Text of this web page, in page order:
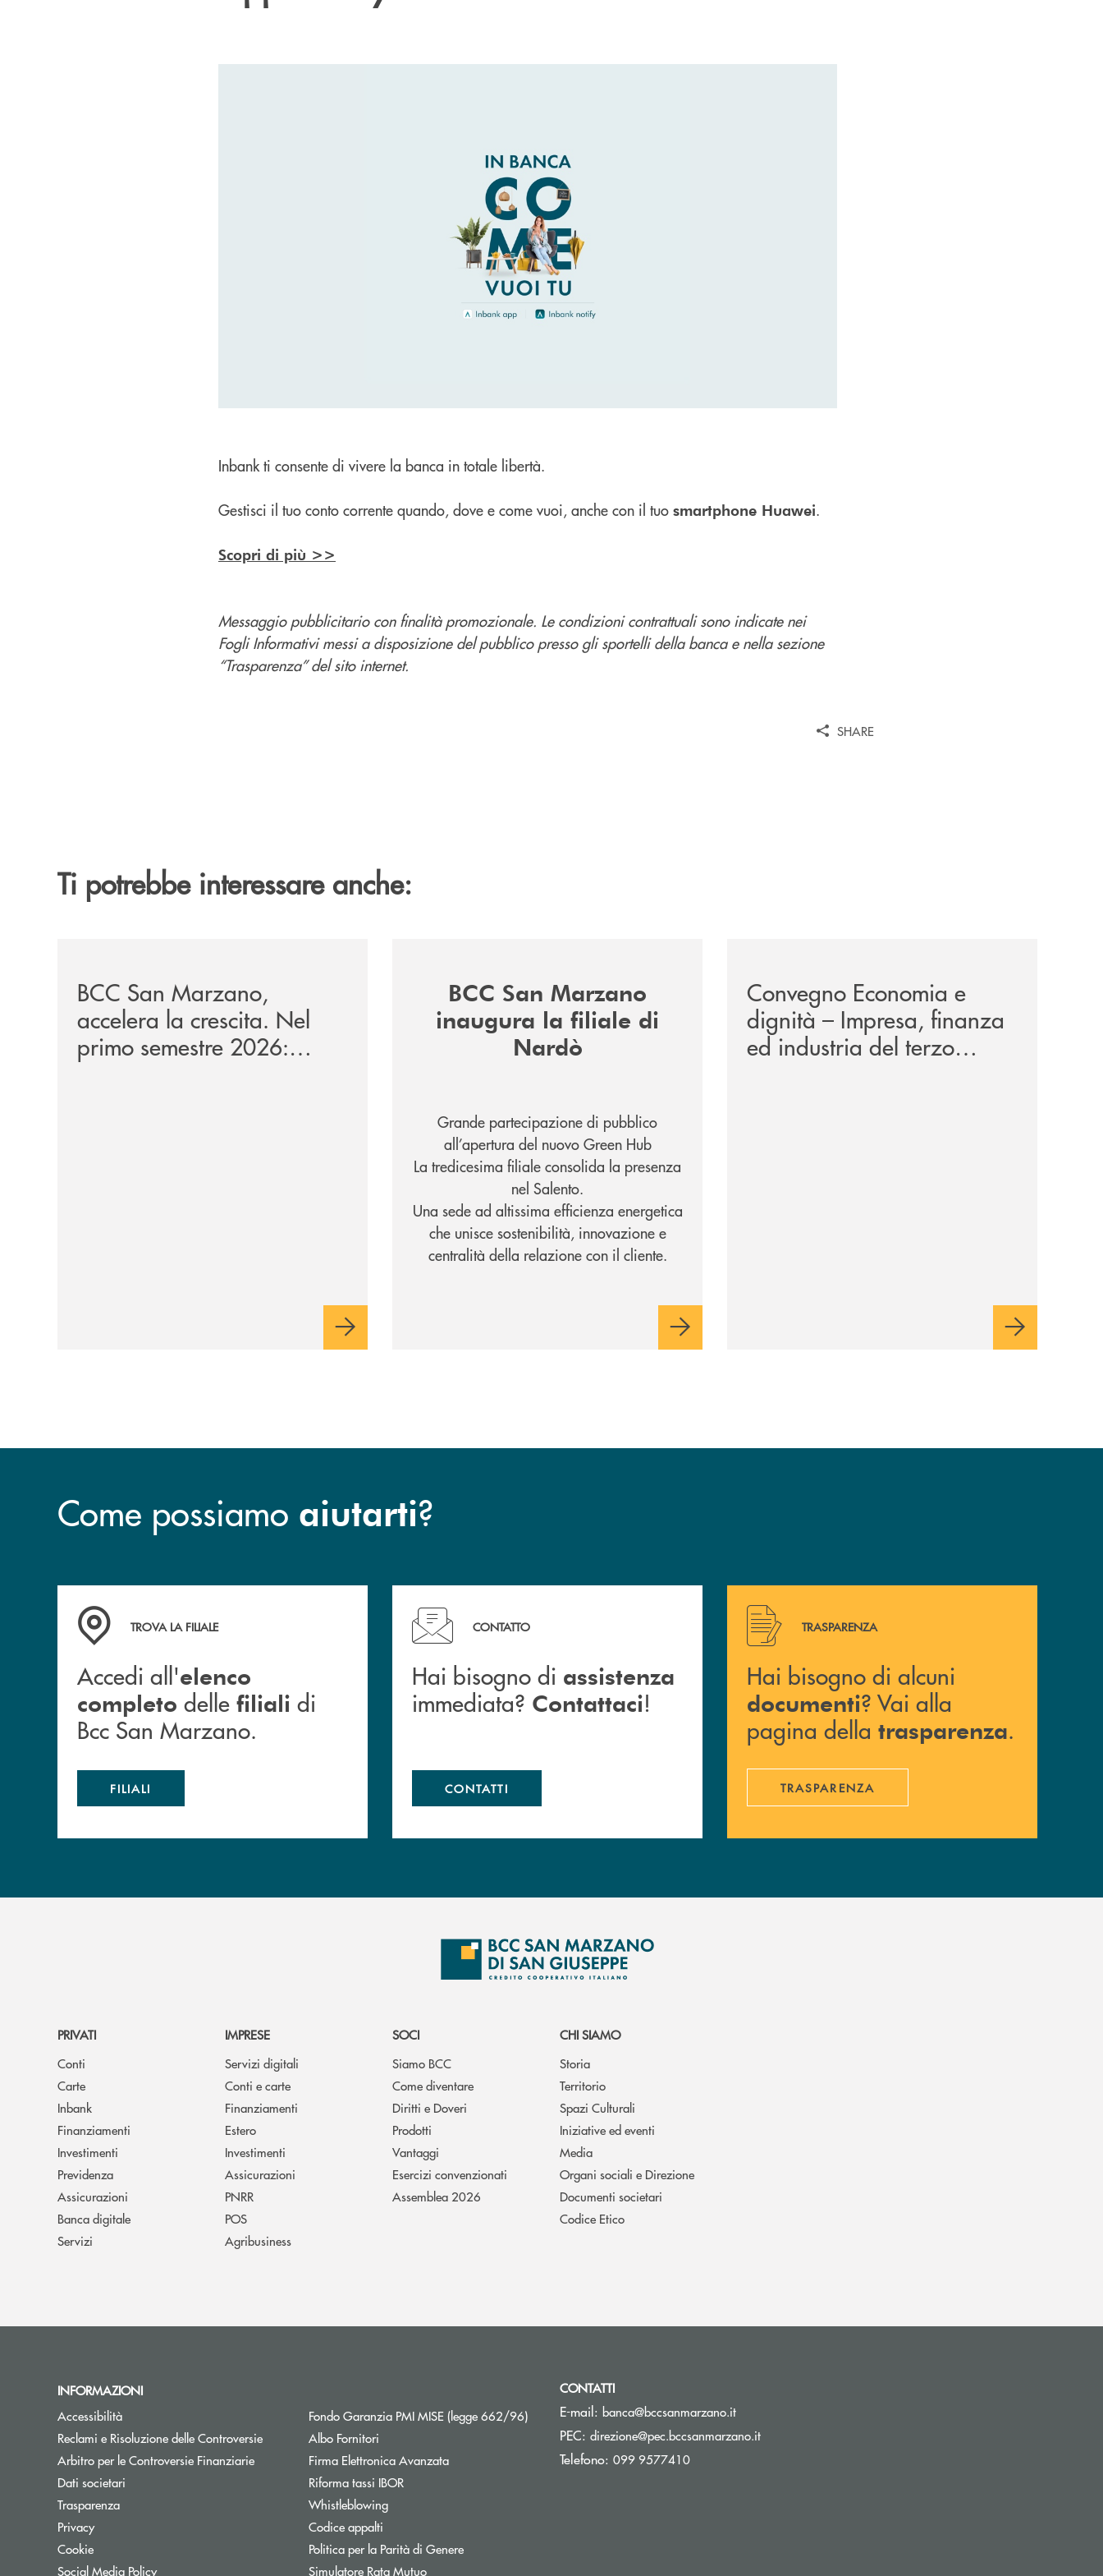
Inbank ti consente di vivere la banca in totale libertà.
Gestisci il tuo conto corrente quando, dove e come vuoi, anche con il tuo smartphone Huawei.
Scopri di più >>
Messaggio pubblicitario con finalità promozionale. Le condizioni contrattuali sono indicate nei
Fogli Informativi messi a disposizione del pubblico presso gli sportelli della banca e nella sezione
“Trasparenza” del sito internet.
SHARE
Ti potrebbe interessare anche:
BCC San Marzano,
accelera la crescita. Nel
primo semestre 2026:
raccolta oltre 1,08 miliardi,
BCC San Marzano
inaugura la filiale di
Nardò
Grande partecipazione di pubblico
all’apertura del nuovo Green Hub
La tredicesima filiale consolida la presenza
nel Salento.
Una sede ad altissima efficienza energetica
che unisce sostenibilità, innovazione e
centralità della relazione con il cliente.
Convegno Economia e
dignità – Impresa, finanza
ed industria del terzo
Come possiamo aiutarti?
Accedi all' elenco completo delle filiali di Bcc San Marzano.
TROVA LA FILIALE
Accedi all'elenco
completo delle filiali di
Bcc San Marzano.
FILIALI
Hai bisogno di assistenza immediata? Contattaci !
CONTATTO
Hai bisogno di assistenza
immediata? Contattaci!
CONTATTI
Hai bisogno di alcuni documenti ? Vai alla pagina della
TRASPARENZA
Hai bisogno di alcuni
documenti? Vai alla
pagina della trasparenza.
TRASPARENZA
PRIVATI
Conti
Carte
Inbank
Finanziamenti
Investimenti
Previdenza
Assicurazioni
Banca digitale
Servizi
IMPRESE
Servizi digitali
Conti e carte
Finanziamenti
Estero
Investimenti
Assicurazioni
PNRR
POS
Agribusiness
SOCI
Siamo BCC
Come diventare
Diritti e Doveri
Prodotti
Vantaggi
Esercizi convenzionati
Assemblea 2026
CHI SIAMO
Storia
Territorio
Spazi Culturali
Iniziative ed eventi
Media
Organi sociali e Direzione
Documenti societari
Codice Etico
INFORMAZIONI
Accessibilità
Reclami e Risoluzione delle Controversie
Arbitro per le Controversie Finanziarie
Dati societari
Trasparenza
Privacy
Cookie
Social Media Policy
Fondo Garanzia PMI MISE (legge 662/96)Apre una nuova finestra
Albo Fornitori
Firma Elettronica Avanzata
Riforma tassi IBOR
Whistleblowing
Codice appalti
Politica per la Parità di GenereApre una nuova finestra
Simulatore Rata Mutuo
CONTATTI
E-mail: banca@bccsanmarzano.it(si apre l’app di posta elettronica)
PEC: direzione@pec.bccsanmarzano.it(si apre l’app di posta elettronica)
Telefono: 099 9577410